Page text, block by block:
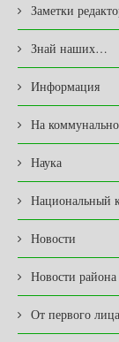
Заметки
Знай наших…
Информация
На
Наука
Национальный
Новости
Новости района
От первого лица